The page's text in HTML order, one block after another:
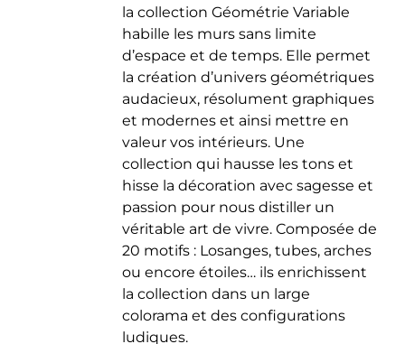
la collection Géométrie Variable
habille les murs sans limite
d’espace et de temps. Elle permet
la création d’univers géométriques
audacieux, résolument graphiques
et modernes et ainsi mettre en
valeur vos intérieurs. Une
collection qui hausse les tons et
hisse la décoration avec sagesse et
passion pour nous distiller un
véritable art de vivre. Composée de
20 motifs : Losanges, tubes, arches
ou encore étoiles… ils enrichissent
la collection dans un large
colorama et des configurations
ludiques.